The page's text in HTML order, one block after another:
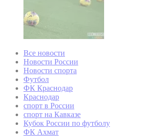
Все новости
Новости России
Новости спорта
Футбол
ФК Краснодар
Краснодар
спорт в России
спорт на Кавказе
Кубок России по футболу
ФК Ахмат